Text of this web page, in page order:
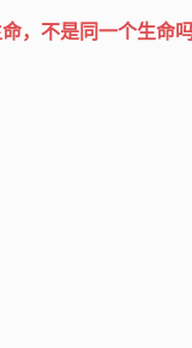
，不是同一个生命吗